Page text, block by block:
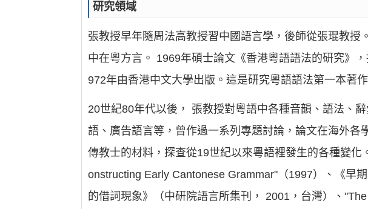
研究領域
張教授早年隨周法高教授習中國語言學，後師從張琨教
中在粵方言。 1969年碩士論文《香港粵語語法的研究》
972年由香港中文大學出版。這是研究粵語語法第一本著
20世紀80年代以後， 張教授對粵語中各種音韻、語法、
語、廣告語言等，曾作過一系列專題討論，論文在海外
傳教士的材料，探查從19世紀以來粵語裡發生的各種變
onstructing Early Cantonese Grammar"（1997）、《早
的借詞現象》（中研院語言所集刊， 2001，台灣）、